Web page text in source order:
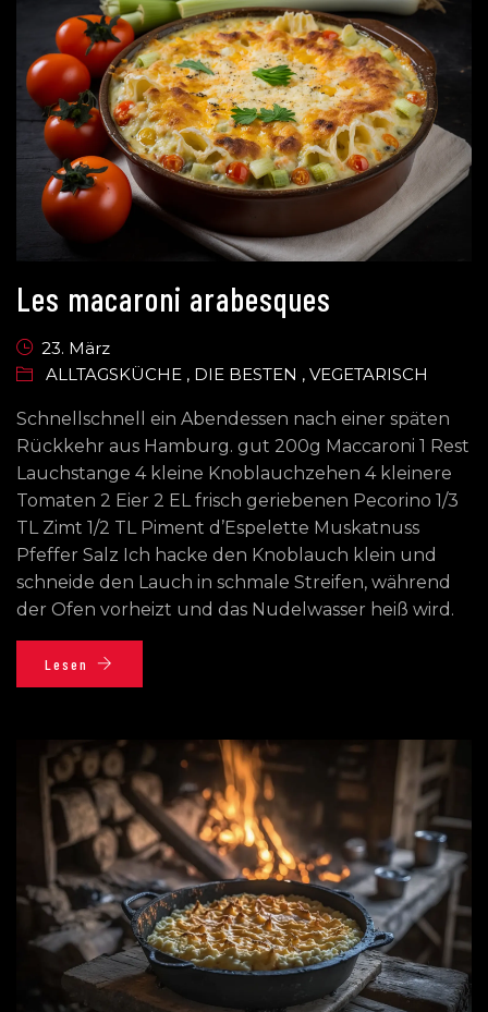
Les macaroni arabesques
23. März
ALLTAGSKÜCHE , DIE BESTEN , VEGETARISCH
Schnellschnell ein Abendessen nach einer späten
Rückkehr aus Hamburg. gut 200g Maccaroni 1 Rest
Lauchstange 4 kleine Knoblauchzehen 4 kleinere
Tomaten 2 Eier 2 EL frisch geriebenen Pecorino 1/3
TL Zimt 1/2 TL Piment d’Espelette Muskatnuss
Pfeffer Salz Ich hacke den Knoblauch klein und
schneide den Lauch in schmale Streifen, während
der Ofen vorheizt und das Nudelwasser heiß wird.
Lesen